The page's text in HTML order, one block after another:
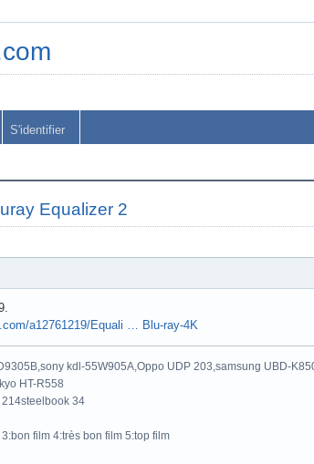
S'identifier
Equalizer 2
a12761219/Equali … Blu-ray-4K
kdl-55W905A,Oppo UDP 203,samsung UBD-
HT-R558
34
film 4:très bon film 5:top film